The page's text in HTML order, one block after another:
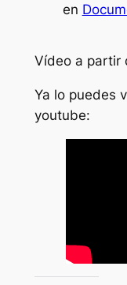
en
Vídeo a partir
Ya lo puedes
youtube: